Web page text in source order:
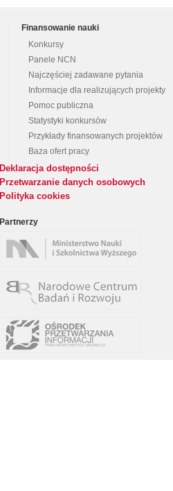
Finansowanie nauki
Konkursy
Panele NCN
Najczęściej zadawane pytania
Informacje dla realizujących projekty
Pomoc publiczna
Statystyki konkursów
Przykłady finansowanych projektów
Baza ofert pracy
Deklaracja dostępności
Przetwarzanie danych osobowych
Polityka cookies
Partnerzy